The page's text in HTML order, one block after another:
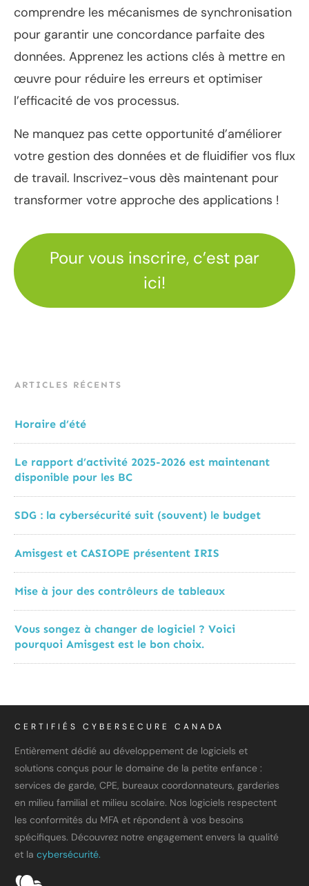
comprendre les mécanismes de synchronisation
pour garantir une concordance parfaite des
données. Apprenez les actions clés à mettre en
œuvre pour réduire les erreurs et optimiser
l’efficacité de vos processus.
Ne manquez pas cette opportunité d’améliorer
votre gestion des données et de fluidifier vos flux
de travail. Inscrivez-vous dès maintenant pour
transformer votre approche des applications !
Pour vous inscrire, c’est par
ici!
ARTICLES RÉCENTS
Horaire d’été
Le rapport d’activité 2025-2026 est maintenant
disponible pour les BC
SDG : la cybersécurité suit (souvent) le budget
Amisgest et CASIOPE présentent IRIS
Mise à jour des contrôleurs de tableaux
Vous songez à changer de logiciel ? Voici
pourquoi Amisgest est le bon choix.
CERTIFIÉS CYBERSECURE CANADA
Entièrement dédié au développement de logiciels et
solutions conçus pour le domaine de la petite enfance :
services de garde, CPE, bureaux coordonnateurs, garderies
en milieu familial et milieu scolaire. Nos logiciels respectent
les conformités du MFA et répondent à vos besoins
spécifiques. Découvrez notre engagement envers la qualité
et la cybersécurité.